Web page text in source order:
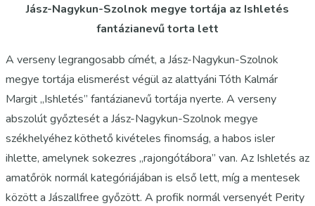
Jász-Nagykun-Szolnok megye tortája az Ishletés
fantázianevű torta lett
A verseny legrangosabb címét, a Jász-Nagykun-Szolnok
megye tortája elismerést végül az alattyáni Tóth Kalmár
Margit „Ishletés” fantázianevű tortája nyerte. A verseny
abszolút győztesét a Jász-Nagykun-Szolnok megye
székhelyéhez köthető kivételes finomság, a habos isler
ihlette, amelynek sokezres „rajongótábora” van. Az Ishletés az
amatőrök normál kategóriájában is első lett, míg a mentesek
között a Jászallfree győzött. A profik normál versenyét Perity